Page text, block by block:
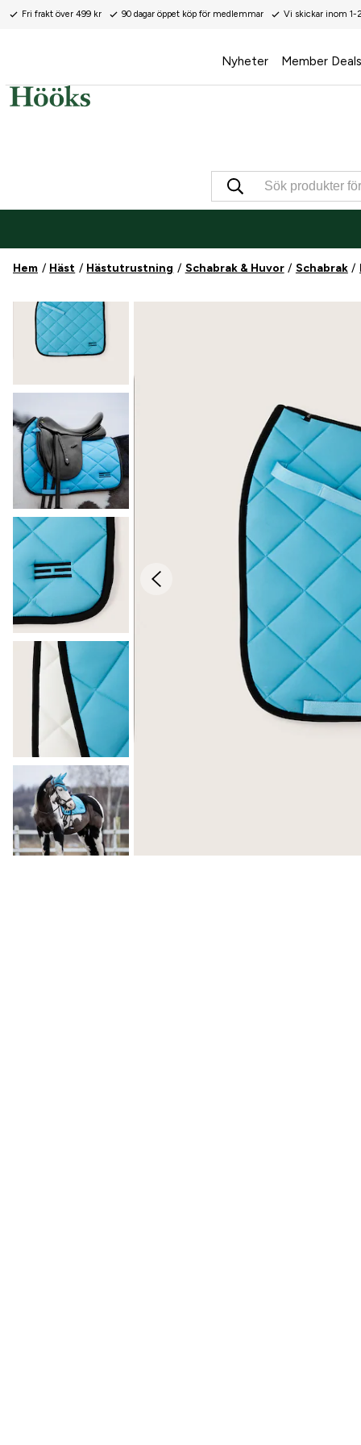
Fri frakt över 499 kr 90 dagar öppet köp för medlemmar Vi skickar inom 1-
Nyheter Member Deals
Hem Häst Hästutrustning Schabrak & Huvor Schabrak